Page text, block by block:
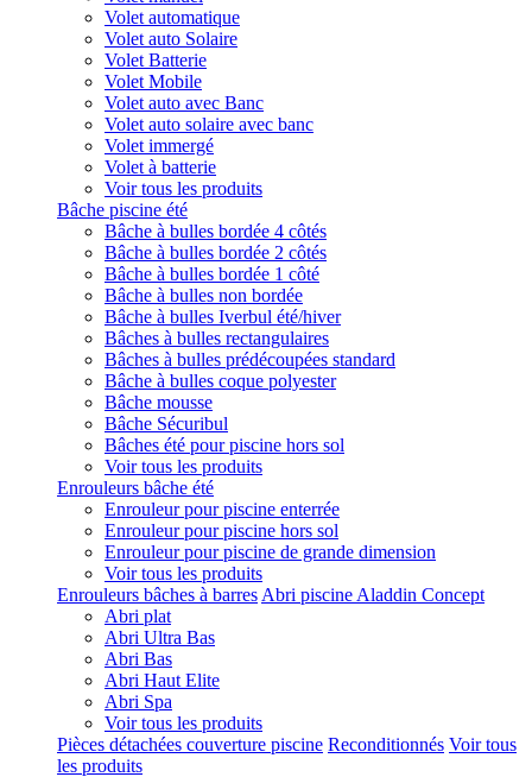
Volet automatique
Volet auto Solaire
Volet Batterie
Volet Mobile
Volet auto avec Banc
Volet auto solaire avec banc
Volet immergé
Volet à batterie
Voir tous les produits
Bâche piscine été
Bâche à bulles bordée 4 côtés
Bâche à bulles bordée 2 côtés
Bâche à bulles bordée 1 côté
Bâche à bulles non bordée
Bâche à bulles Iverbul été/hiver
Bâches à bulles rectangulaires
Bâches à bulles prédécoupées standard
Bâche à bulles coque polyester
Bâche mousse
Bâche Sécuribul
Bâches été pour piscine hors sol
Voir tous les produits
Enrouleurs bâche été
Enrouleur pour piscine enterrée
Enrouleur pour piscine hors sol
Enrouleur pour piscine de grande dimension
Voir tous les produits
Enrouleurs bâches à barres Abri piscine Aladdin Concept
Abri plat
Abri Ultra Bas
Abri Bas
Abri Haut Elite
Abri Spa
Voir tous les produits
Pièces détachées couverture piscine Reconditionnés Voir tous
les produits